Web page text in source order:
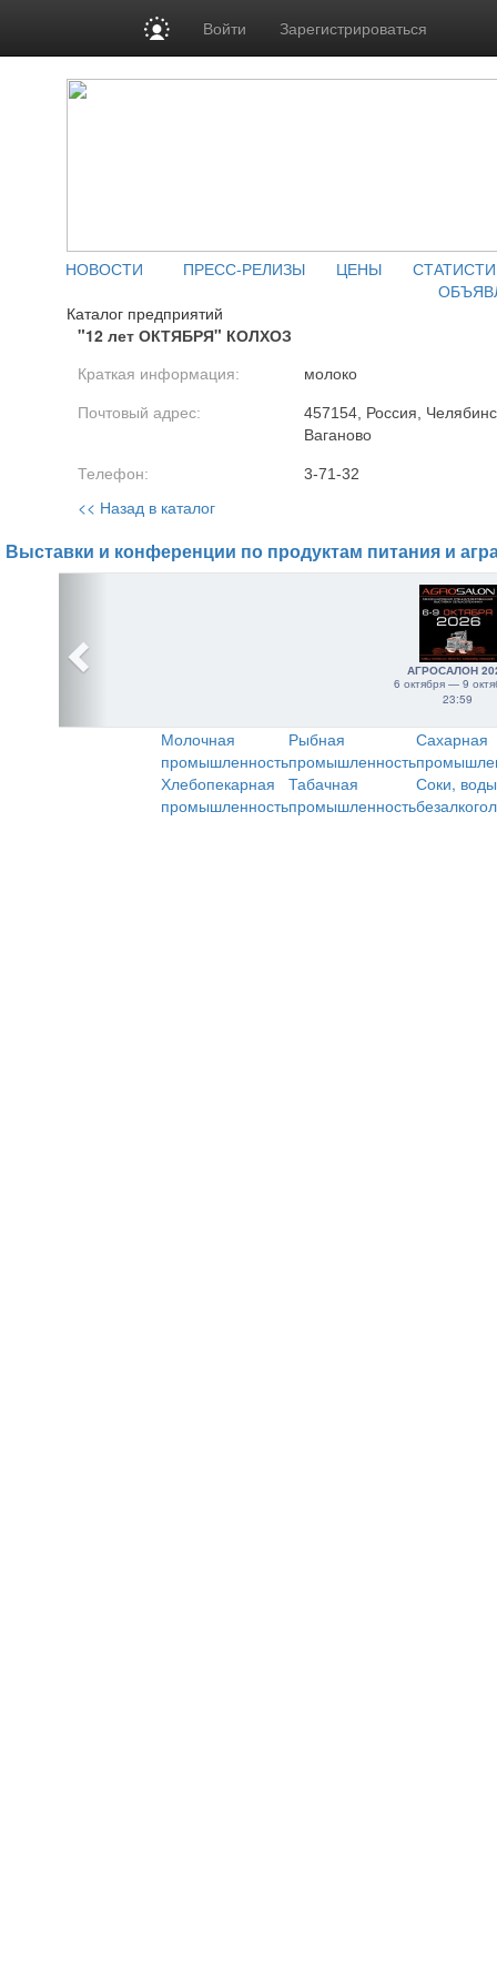
Войти Зарегистрироваться
НОВОСТИ ПРЕСС-РЕЛИЗЫ ЦЕНЫ
Каталог предприятий
"12 лет ОКТЯБРЯ" КОЛХОЗ
Краткая информация: молоко
Почтовый адрес:
457154, Россия,
Ваганово
Телефон: 3-71-32
<< Назад в каталог
Выставки и конференции по продуктам питания и
АГРОСАЛОН
6 октября — 9
23:59
Молочная
промышленность
Рыбная
промышленность
Сахарная
Хлебопекарная
промышленность
Табачная
промышленность
Соки,